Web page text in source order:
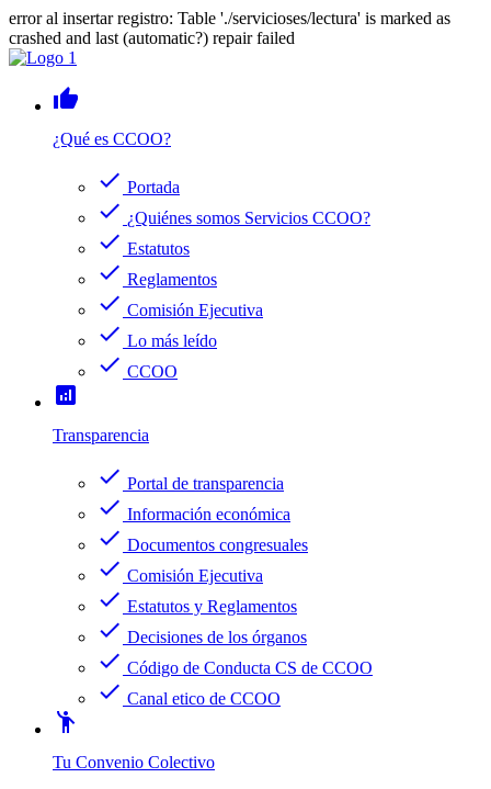
error al insertar registro: Table './servicioses/lectura' is marked as
crashed and last (automatic?) repair failed
thumb_up
¿Qué es CCOO?
check Portada
check ¿Quiénes somos Servicios CCOO?
check Estatutos
check Reglamentos
check Comisión Ejecutiva
check Lo más leído
check CCOO
analytics
Transparencia
check Portal de transparencia
check Información económica
check Documentos congresuales
check Comisión Ejecutiva
check Estatutos y Reglamentos
check Decisiones de los órganos
check Código de Conducta CS de CCOO
check Canal etico de CCOO
emoji_people
Tu Convenio Colectivo